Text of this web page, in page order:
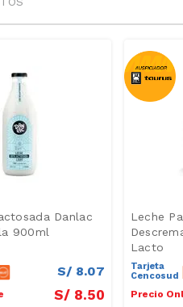
Danlac
900ml
S/ 8.07
S/ 8.50
Leche
Lacto
Tarjeta
Cencosud
Precio